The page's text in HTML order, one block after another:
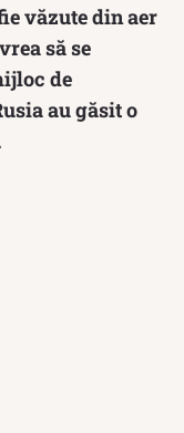
văzute din aer
să se
de
au găsit o